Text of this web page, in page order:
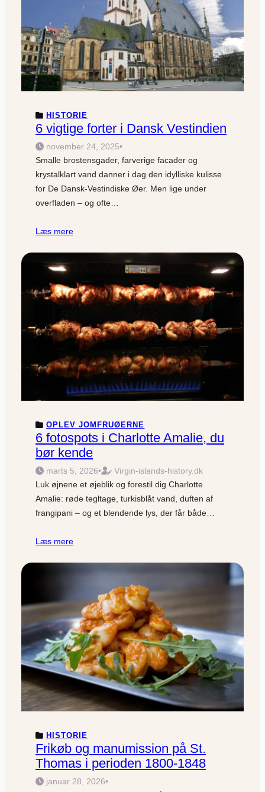
HISTORIE
6 vigtige forter i Dansk Vestindien
november 24, 2025•
Smalle brostensgader, farverige facader og
krystalklart vand danner i dag den idylliske kulisse
for De Dansk-Vestindiske Øer. Men lige under
overfladen – og ofte…
Læs mere
OPLEV JOMFRUØERNE
6 fotospots i Charlotte Amalie, du
bør kende
marts 5, 2026•
Virgin-islands-history.dk
Luk øjnene et øjeblik og forestil dig Charlotte
Amalie: røde tegltage, turkisblåt vand, duften af
frangipani – og et blendende lys, der får både…
Læs mere
HISTORIE
Frikøb og manumission på St.
Thomas i perioden 1800-1848
januar 28, 2026•